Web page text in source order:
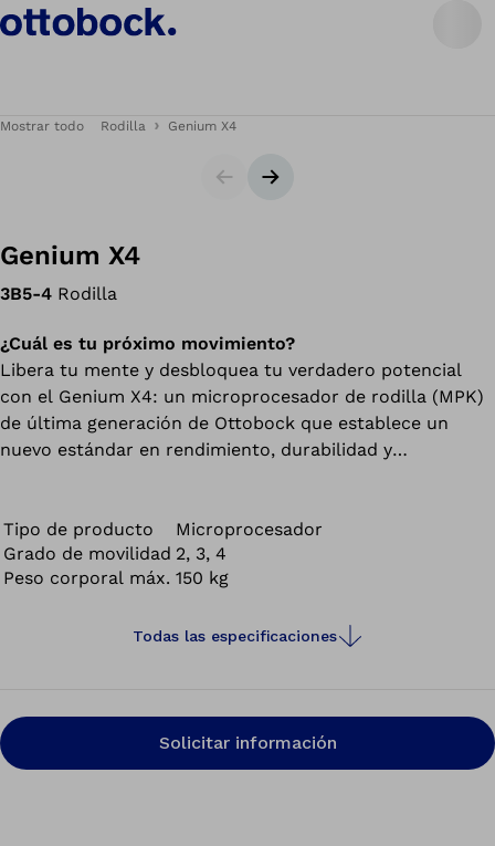
Mostrar todo Rodilla Genium X4
DiapositivaSiguiente diapositiva
Genium X4
3B5-4 Rodilla
¿Cuál es tu próximo movimiento?
Libera tu mente y desbloquea tu verdadero potencial
con el Genium X4: un microprocesador de rodilla (MPK)
de última generación de Ottobock que establece un
nuevo estándar en rendimiento, durabilidad y
Tipo de producto
Microprocesador
Grado de movilidad 2, 3, 4
Peso corporal máx. 150 kg
Todas las especificaciones
Solicitar información